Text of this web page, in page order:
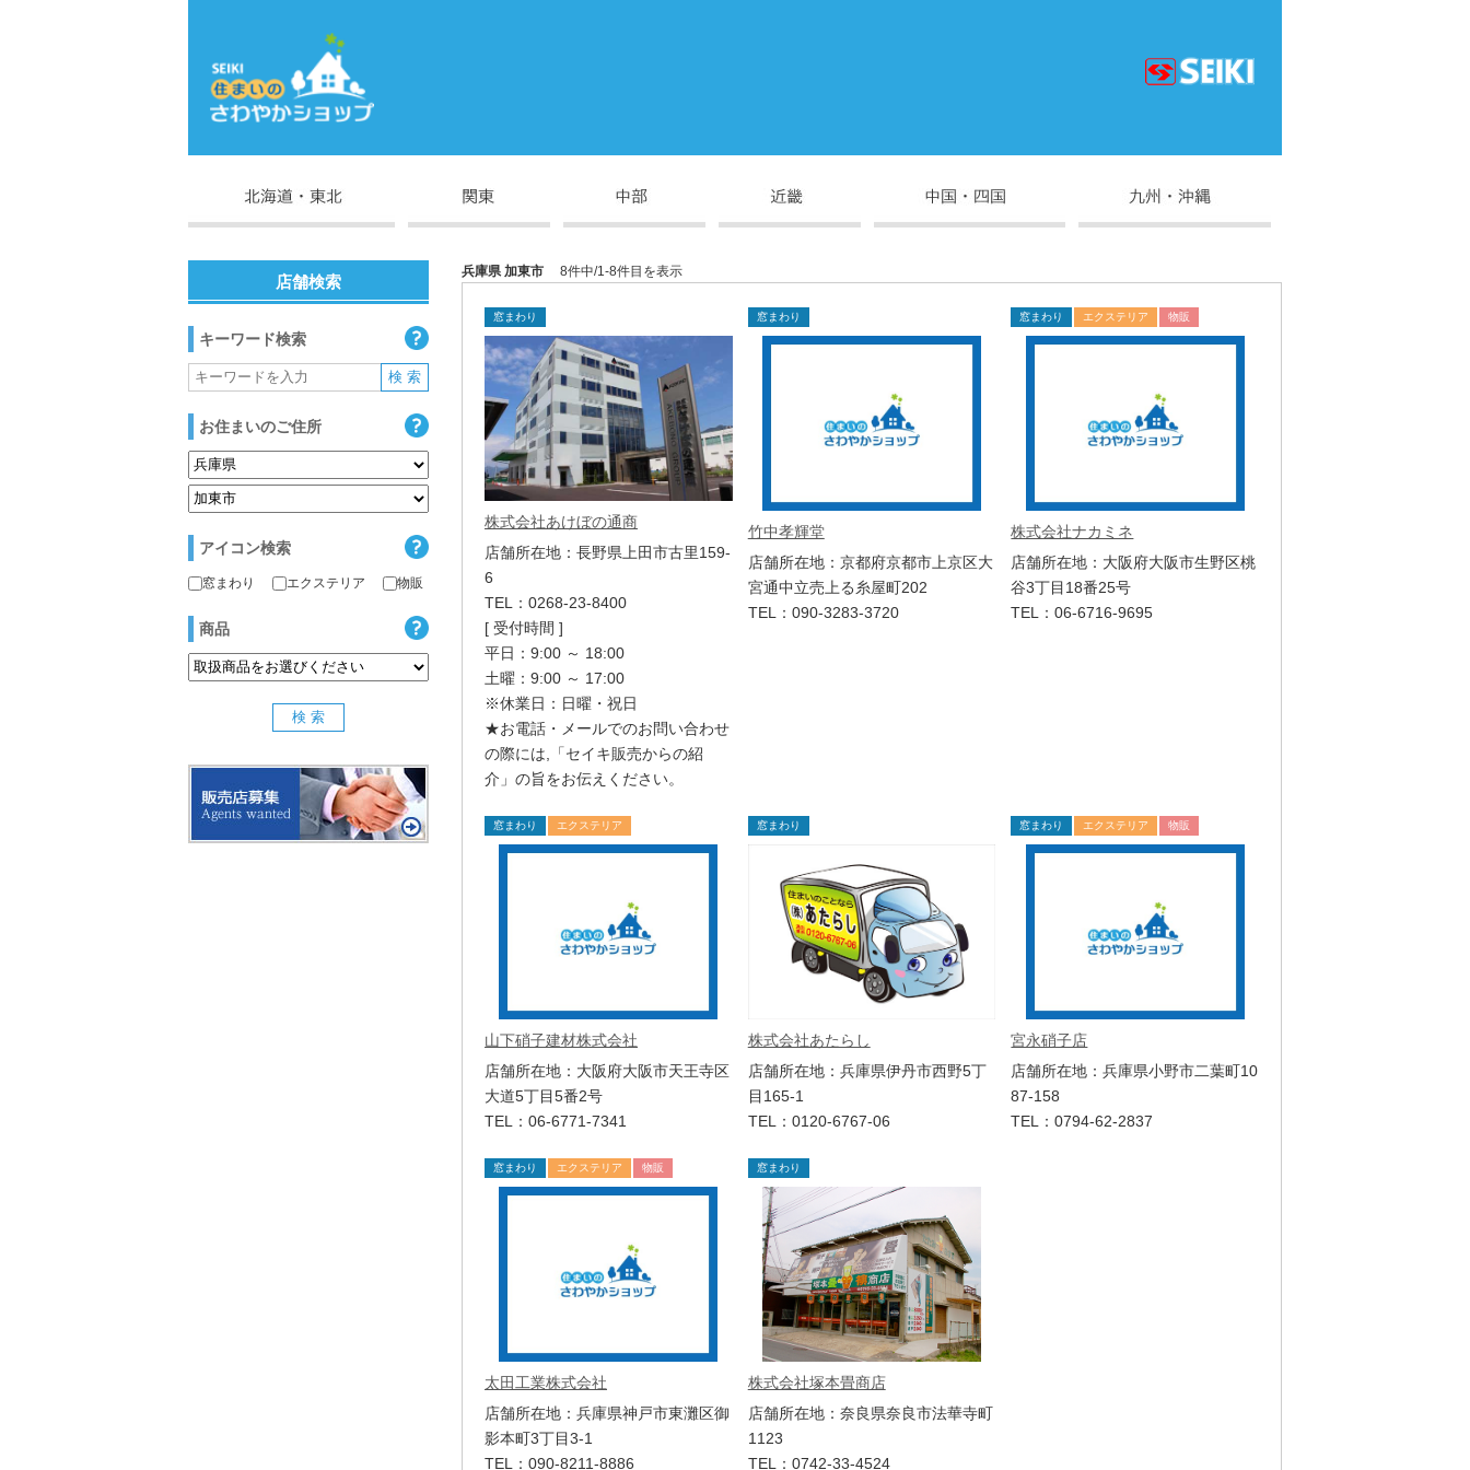
兵庫県 加東市 8件中/1-8件目を表示
窓まわり
株式会社あけぼの通商
店舗所在地：長野県上田市古里159-
6
TEL：0268-23-8400
[ 受付時間 ]
平日：9:00 ～ 18:00
土曜：9:00 ～ 17:00
※休業日：日曜・祝日
★お電話・メールでのお問い合わせ
の際には,「セイキ販売からの紹
介」の旨をお伝えください。
窓まわり
竹中孝輝堂
店舗所在地：京都府京都市上京区大
宮通中立売上る糸屋町202
TEL：090-3283-3720
窓まわり エクステリア 物販
株式会社ナカミネ
店舗所在地：大阪府大阪市生野区桃
谷3丁目18番25号
TEL：06-6716-9695
窓まわり エクステリア
山下硝子建材株式会社
店舗所在地：大阪府大阪市天王寺区
大道5丁目5番2号
TEL：06-6771-7341
窓まわり
株式会社あたらし
店舗所在地：兵庫県伊丹市西野5丁
目165-1
TEL：0120-6767-06
窓まわり エクステリア 物販
宮永硝子店
店舗所在地：兵庫県小野市二葉町10
87-158
TEL：0794-62-2837
窓まわり エクステリア 物販
太田工業株式会社
店舗所在地：兵庫県神戸市東灘区御
影本町3丁目3-1
TEL：090-8211-8886
窓まわり
株式会社塚本畳商店
店舗所在地：奈良県奈良市法華寺町
1123
TEL：0742-33-4524
店舗検索
キーワード検索
お住まいのご住所
アイコン検索
窓まわり エクステリア 物販
商品